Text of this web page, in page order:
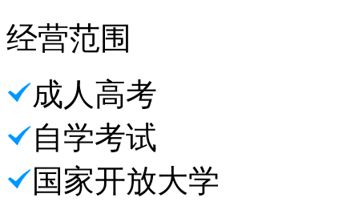
经营范围
成人高考
自学考试
国家开放大学